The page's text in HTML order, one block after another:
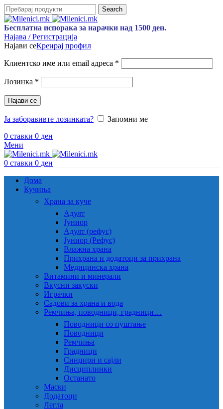
Search
Бесплатна испорака за нарачки над 1500 ден.
Најава / Регистрација
Најави сеКреирај профил
Клиентско име или email адреса *
Лозинка *
Најави се
Ја заборавивте лозинката?
Запомни ме
0 ставки 0 ден
Мени
0 ставки 0 ден
Дома
Кучиња
Храна за куче
Адулт
Јуниор
Адулт (рефус)
Јуниор (Рефус)
Влажна храна
Прихрана и додатоци за прихрана
Медицинска храна
Витамини и минерали
Вкусни закуски
Играчки
Садови за храна и вода
Ремчиња, поводници, градници…
Поводници со пуштање
Поводници
Ремчиња
Градници
Синџири и сајли
Дисциплинки
Останато
Маски
Додатоци
Легла